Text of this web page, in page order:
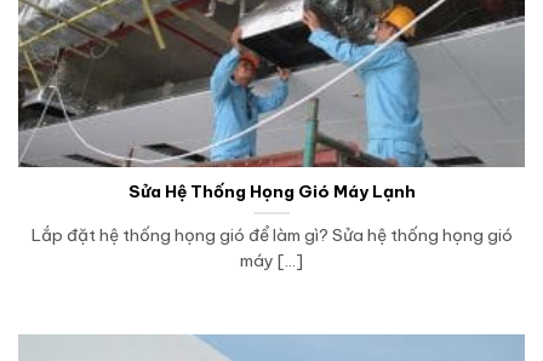
Sửa Hệ Thống Họng Gió Máy Lạnh
Lắp đặt hệ thống họng gió để làm gì? Sửa hệ thống họng gió
máy [...]